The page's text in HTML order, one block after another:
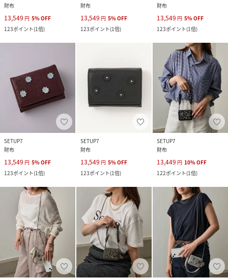
財布
13,549 円 5%OFF
123ポイント(1倍)
財布
13,549 円 5%OFF
123ポイント(1倍)
財布
13,549 円 5%OFF
123ポイント(1倍)
SETUP7
財布
13,549 円 5%OFF
123ポイント(1倍)
SETUP7
財布
13,549 円 5%OFF
123ポイント(1倍)
SETUP7
財布
13,449 円 10%OFF
122ポイント(1倍)